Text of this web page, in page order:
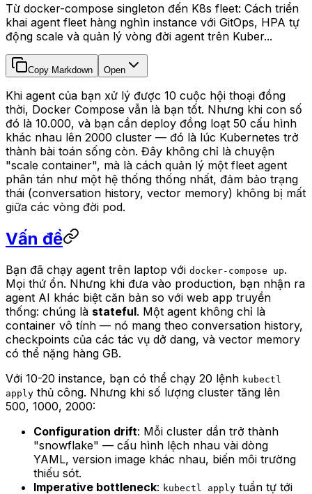
Từ docker-compose singleton đến K8s fleet: Cách triển
khai agent fleet hàng nghìn instance với GitOps, HPA tự
động scale và quản lý vòng đời agent trên Kuber...
Copy Markdown Open
Khi agent của bạn xử lý được 10 cuộc hội thoại đồng
thời, Docker Compose vẫn là bạn tốt. Nhưng khi con số
đó là 10.000, và bạn cần deploy đồng loạt 50 cấu hình
khác nhau lên 2000 cluster — đó là lúc Kubernetes trở
thành bài toán sống còn. Đây không chỉ là chuyện
"scale container", mà là cách quản lý một fleet agent
phân tán như một hệ thống thống nhất, đảm bảo trạng
thái (conversation history, vector memory) không bị mất
giữa các vòng đời pod.
Vấn đề
Bạn đã chạy agent trên laptop với docker-compose up.
Mọi thứ ổn. Nhưng khi đưa vào production, bạn nhận ra
agent AI khác biệt căn bản so với web app truyền
thống: chúng là stateful. Một agent không chỉ là
container vô tính — nó mang theo conversation history,
checkpoints của các tác vụ dở dang, và vector memory
có thể nặng hàng GB.
Với 10-20 instance, bạn có thể chạy 20 lệnh kubectl
apply thủ công. Nhưng khi số lượng cluster tăng lên
500, 1000, 2000:
Configuration drift: Mỗi cluster dần trở thành
"snowflake" — cấu hình lệch nhau vài dòng
YAML, version image khác nhau, biến môi trường
thiếu sót.
Imperative bottleneck: kubectl apply tuần tự tới